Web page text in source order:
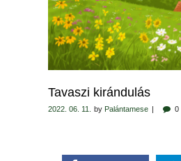
Tavaszi kirándulás
2022. 06. 11. by Palántamese 0